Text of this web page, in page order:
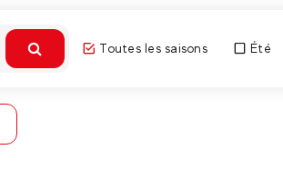
Toutes les saisons Été